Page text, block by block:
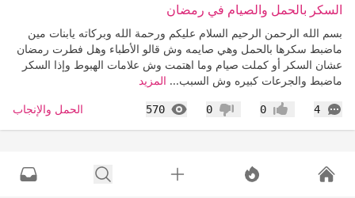
السكر بالحمل والصيام في رمضان
بسم الله الرحمن الرحيم السلام عليكم ورحمة الله وبركاته يابنات مين
ماضبط سكرها بالحمل وهي صايمه وش قالو الأطباء وهل فطرت رمضان
عشان السكر أو كملت صيام وما اهتمت وش علامات الهبوط وإذا السكر
ماضبط والجرعات كبيره وش السبب... المزيد
4
التعليقات إعجاب0 عدم إعجاب
0
570
المشاهدات الحمل والإنجاب